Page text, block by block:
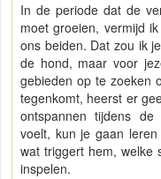
In de periode dat de
moet groeien, vermijd
ons beiden. Dat zou ik
de hond, maar voor
gebieden op te zoeken
tegenkomt, heerst er
ontspannen tijdens
voelt, kun je gaan
wat triggert hem, welke
inspelen.